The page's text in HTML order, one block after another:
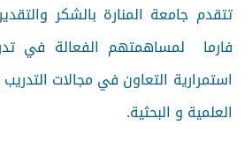
تتقدم جامعة المنارة بالشكر
فارما لمساهمتهم الفعالة في
استمرارية التعاون في مجالات
العلمية و البحثية.